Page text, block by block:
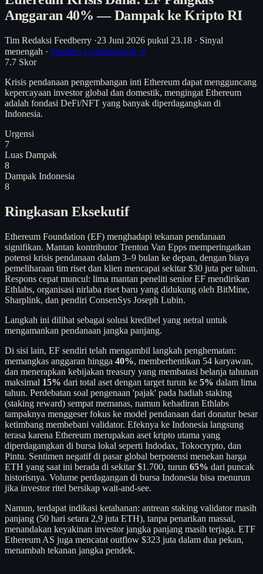
Anggaran 40% — Dampak ke Kripto RI
Tim Redaksi Feedberry ·23 Juni 2026 pukul 23.18 · Sinyal
menengah · Sumber: Cointelegraph ↗
7.7 Skor
Krisis pendanaan pengembangan inti Ethereum dapat mengguncang
kepercayaan investor global dan domestik, mengingat Ethereum
adalah fondasi DeFi/NFT yang banyak diperdagangkan di
Indonesia.
Urgensi
7
Luas Dampak
8
Dampak Indonesia
8
Ringkasan Eksekutif
Ethereum Foundation (EF) menghadapi tekanan pendanaan
signifikan. Mantan kontributor Trenton Van Epps memperingatkan
potensi krisis pendanaan dalam 3–9 bulan ke depan, dengan biaya
pemeliharaan tim riset dan klien mencapai sekitar $30 juta per tahun.
Respons cepat muncul: lima mantan peneliti senior EF mendirikan
Ethlabs, organisasi nirlaba riset baru yang didukung oleh BitMine,
Sharplink, dan pendiri ConsenSys Joseph Lubin.
Langkah ini dilihat sebagai solusi kredibel yang netral untuk
mengamankan pendanaan jangka panjang.
Di sisi lain, EF sendiri telah mengambil langkah penghematan:
memangkas anggaran hingga 40%, memberhentikan 54 karyawan,
dan menerapkan kebijakan treasury yang membatasi belanja tahunan
maksimal 15% dari total aset dengan target turun ke 5% dalam lima
tahun. Perdebatan soal pengenaan 'pajak' pada hadiah staking
(staking reward) sempat memanas, namun kehadiran Ethlabs
tampaknya menggeser fokus ke model pendanaan dari donatur besar
ketimbang membebani validator. Efeknya ke Indonesia langsung
terasa karena Ethereum merupakan aset kripto utama yang
diperdagangkan di bursa lokal seperti Indodax, Tokocrypto, dan
Pintu. Sentimen negatif di pasar global berpotensi menekan harga
ETH yang saat ini berada di sekitar $1.700, turun 65% dari puncak
historisnya. Volume perdagangan di bursa Indonesia bisa menurun
jika investor ritel bersikap wait-and-see.
Namun, terdapat indikasi ketahanan: antrean staking validator masih
panjang (50 hari setara 2,9 juta ETH), tanpa penarikan massal,
menandakan keyakinan investor jangka panjang masih terjaga. ETF
Ethereum AS juga mencatat outflow $323 juta dalam dua pekan,
menambah tekanan jangka pendek.